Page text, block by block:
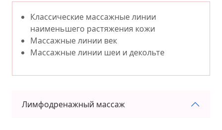
Классические массажные линии
наименьшего растяжения кожи
Массажные линии век
Массажные линии шеи и декольте
Лимфодренажный массаж